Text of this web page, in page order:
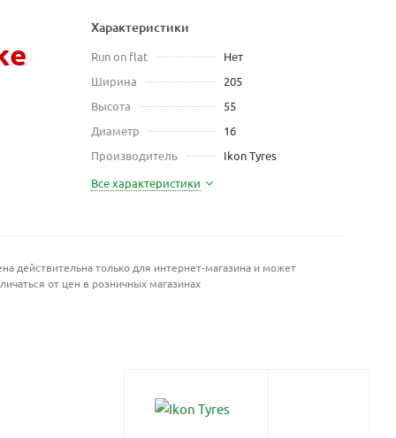
Характеристики
Run on flat
Нет
Ширина
205
Высота
55
Диаметр
16
Производитель
Ikon Tyres
Все характеристики
действительна только для интернет-магазина и может
от цен в розничных магазинах